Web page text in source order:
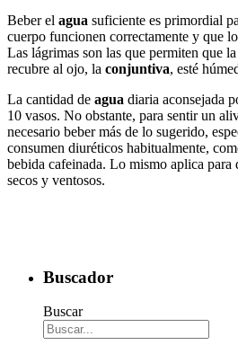
Beber el agua suficiente es primordial
cuerpo funcionen correctamente y que
Las lágrimas son las que permiten que
recubre al ojo, la conjuntiva, esté
La cantidad de agua diaria aconsejada
10 vasos. No obstante, para sentir un
necesario beber más de lo sugerido,
consumen diuréticos habitualmente,
bebida cafeinada. Lo mismo aplica para
secos y ventosos.
Buscador
Buscar